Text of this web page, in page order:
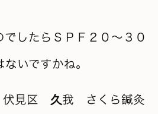
したらＳＰＦ２０～３０
いですかね。